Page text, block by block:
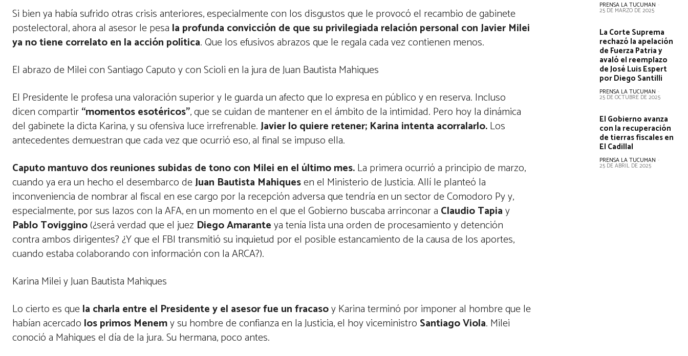
Si bien ya había sufrido otras crisis anteriores, especialmente con los disgustos que le provocó el recambio de gabinete
postelectoral, ahora al asesor le pesa la profunda convicción de que su privilegiada relación personal con Javier Milei
ya no tiene correlato en la acción política. Que los efusivos abrazos que le regala cada vez contienen menos.
El abrazo de Milei con Santiago Caputo y con Scioli en la jura de Juan Bautista Mahiques
El Presidente le profesa una valoración superior y le guarda un afecto que lo expresa en público y en reserva. Incluso
dicen compartir“momentos esotéricos”, que se cuidan de mantener en el ámbito de la intimidad. Pero hoy la dinámica
del gabinete la dicta Karina, y su ofensiva luce irrefrenable.Javier lo quiere retener; Karina intenta acorralarlo.Los
antecedentes demuestran que cada vez que ocurrió eso, al final se impuso ella.
Caputo mantuvo dos reuniones subidas de tono con Milei en el último mes.La primera ocurrió a principio de marzo,
cuando ya era un hecho el desembarco deJuan Bautista Mahiquesen el Ministerio de Justicia. Allí le planteó la
inconveniencia de nombrar al fiscal en ese cargo por la recepción adversa que tendría en un sector de Comodoro Py y,
especialmente, por sus lazos con la AFA, en un momento en el que el Gobierno buscaba arrinconar a Claudio Tapiay
Pablo Toviggino(¿será verdad que el juez Diego Amaranteya tenía lista una orden de procesamiento y detención
contra ambos dirigentes? ¿Y que el FBI transmitió su inquietud por el posible estancamiento de la causa de los aportes,
cuando estaba colaborando con información con la ARCA?).
Karina Milei y Juan Bautista Mahiques
Lo cierto es quela charla entre el Presidente y el asesor fue un fracasoy Karina terminó por imponer al hombre que le
habían acercado los primos Menemy su hombre de confianza en la Justicia, el hoy viceministro Santiago Viola. Milei
conoció a Mahiques el día de la jura. Su hermana, poco antes.
PRENSA LA TUCUMAN -
25 DE MARZO DE 2025
La Corte Suprema
rechazó la apelación
de Fuerza Patria y
avaló el reemplazo
de José Luis Espert
por Diego Santilli
PRENSA LA TUCUMAN -
25 DE OCTUBRE DE 2025
El Gobierno avanza
con la recuperación
de tierras fiscales en
El Cadillal
PRENSA LA TUCUMAN -
25 DE ABRIL DE 2025